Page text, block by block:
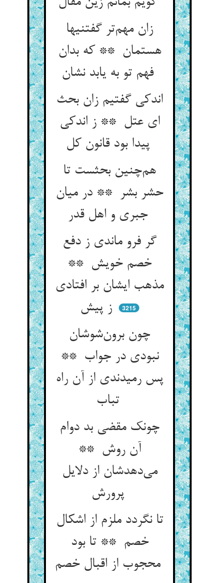
زان مهم‌تر گفتنیها
هستمان ** که بدان
فهم تو به یابد نشان
اندکی گفتیم زان بحث
ای عتل ** ز اندکی
پیدا بود قانون کل
هم‌چنین بحثست تا
حشر بشر ** در میان
جبری و اهل قدر
گر فرو ماندی ز دفع
خصم خویش **
مذهب ایشان بر افتادی
ز پیش
3215
چون برون‌شوشان
نبودی در جواب **
پس رمیدندی از آن راه
تباب
چونک مقضی بد دوام
آن روش **
می‌دهدشان از دلایل
پرورش
تا نگردد ملزم از اشکال
خصم ** تا بود
محجوب از اقبال خصم